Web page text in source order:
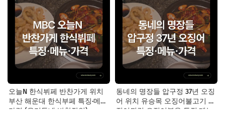
오늘N 한식뷔페 반찬가게 위치
부산 해운대 한식부페 특징·메뉴·
가격 (우리동네 반찬장인)
동네의 명장들 압구정 37년 오징
어 위치 유승목 오징어불고기 오
징어튀김 오징어볶음 특징·메뉴·